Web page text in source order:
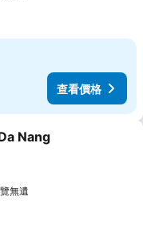
查看價格
最愛
Nang
無遺